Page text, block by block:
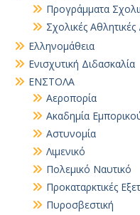
Προγράμματα
Σχολικές
Ελληνομάθεια
Ενισχυτική Διδασκαλία
ΕΝΣΤΟΛΑ
Αεροπορία
Ακαδημία
Αστυνομία
Λιμενικό
Πολεμικό Ναυτικό
Προκαταρκτικές
Πυροσβεστική